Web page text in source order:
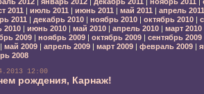
2011 | июль 2011 | июнь 2011 | май 2011 | апрель 2011
2011 | декабрь 2010| ноябрь 2010| октябрь 2010|
2010| июнь 2010| май 2010| апрель 2010| март 2010
2009| ноябрь 2009| октябрь 2009| сентябрь 2009
май 2009| апрель 2009| март 2009| февраль 2009|
2008
12:00
рождения, Карнаж!